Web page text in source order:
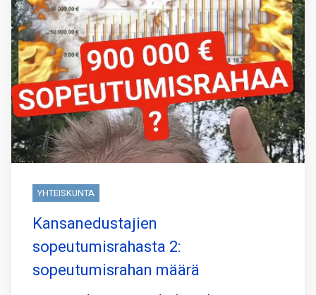
YHTEISKUNTA
Kansanedustajien
sopeutumisrahasta 2:
sopeutumisrahan määrä